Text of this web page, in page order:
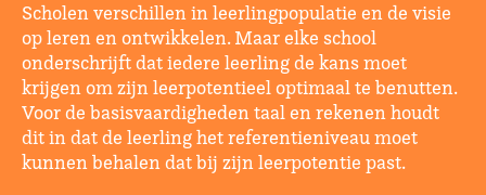
Scholen verschillen in leerlingpopulatie en de visie
op leren en ontwikkelen. Maar elke school
onderschrijft dat iedere leerling de kans moet
krijgen om zijn leerpotentieel optimaal te benutten.
Voor de basisvaardigheden taal en rekenen houdt
dit in dat de leerling het referentieniveau moet
kunnen behalen dat bij zijn leerpotentie past.